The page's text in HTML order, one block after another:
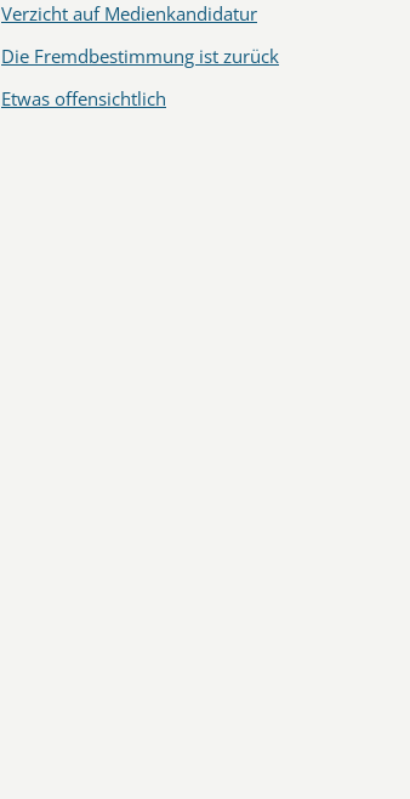
Verzicht auf Medienkandidatur
Die Fremdbestimmung ist zurück
Etwas offensichtlich